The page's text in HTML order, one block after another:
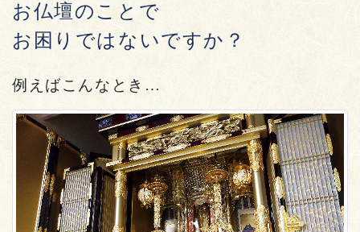
お仏壇のことで
お困りではないですか？
例えばこんなとき…